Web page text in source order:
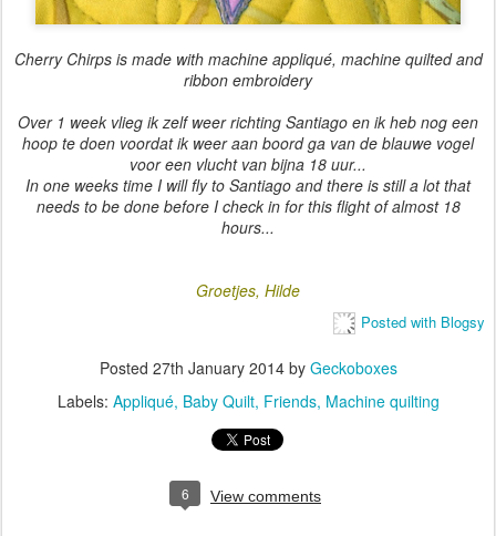
Cherry Chirps is made with machine appliqué, machine quilted and
ribbon embroidery
Over 1 week vlieg ik zelf weer richting Santiago en ik heb nog een
hoop te doen voordat ik weer aan boord ga van de blauwe vogel
voor een vlucht van bijna 18 uur...
In one weeks time I will fly to Santiago and there is still a lot that
needs to be done before I check in for this flight of almost 18
hours...
Groetjes, Hilde
Posted with Blogsy
Posted 27th January 2014by Geckoboxes
Labels: Appliqué Baby Quilt Friends Machine quilting
6 View comments